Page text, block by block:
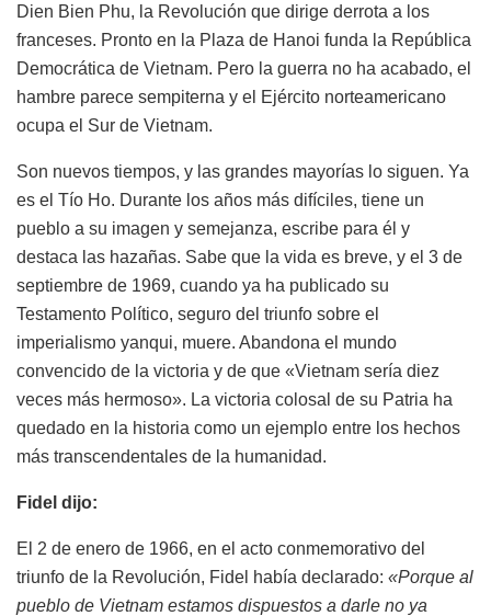
Dien Bien Phu, la Revolución que dirige derrota a los
franceses. Pronto en la Plaza de Hanoi funda la República
Democrática de Vietnam. Pero la guerra no ha acabado, el
hambre parece sempiterna y el Ejército norteamericano
ocupa el Sur de Vietnam.
Son nuevos tiempos, y las grandes mayorías lo siguen. Ya
es el Tío Ho. Durante los años más difíciles, tiene un
pueblo a su imagen y semejanza, escribe para él y
destaca las hazañas. Sabe que la vida es breve, y el 3 de
septiembre de 1969, cuando ya ha publicado su
Testamento Político, seguro del triunfo sobre el
imperialismo yanqui, muere. Abandona el mundo
convencido de la victoria y de que «Vietnam sería diez
veces más hermoso». La victoria colosal de su Patria ha
quedado en la historia como un ejemplo entre los hechos
más transcendentales de la humanidad.
Fidel dijo:
El 2 de enero de 1966, en el acto conmemorativo del
triunfo de la Revolución, Fidel había declarado: «Porque al
pueblo de Vietnam estamos dispuestos a darle no ya